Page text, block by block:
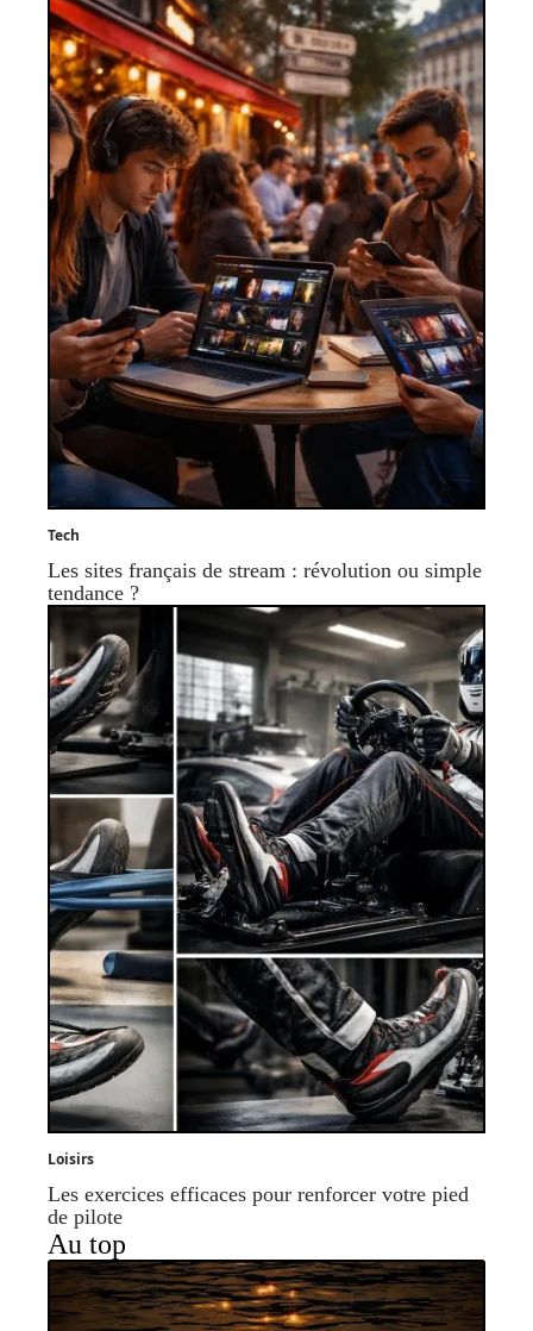
Tech
Les sites français de stream : révolution ou simple
tendance ?
Loisirs
Les exercices efficaces pour renforcer votre pied
de pilote
Au top